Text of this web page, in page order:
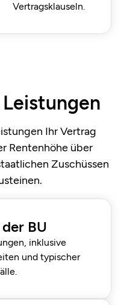
Vertragsklauseln.
Ihr Vertrag
Rentenhöhe über
Zuschüssen
BU
inklusive
und typischer